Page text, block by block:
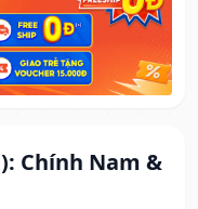
Chính Nam &